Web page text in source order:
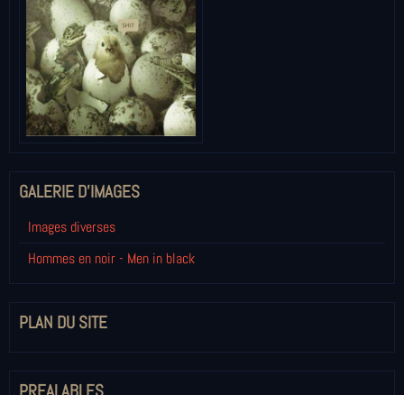
GALERIE D'IMAGES
Images diverses
Hommes en noir - Men in black
PLAN DU SITE